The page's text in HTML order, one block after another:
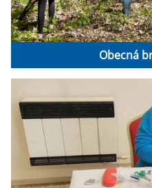
Obecná